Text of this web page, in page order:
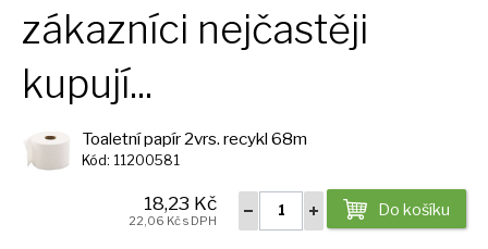
zákazníci nejčastěji
kupují...
Toaletní papír 2vrs. recykl 68m
Kód: 11200581
Do košíku
18,23 Kč
22,06 Kč s DPH